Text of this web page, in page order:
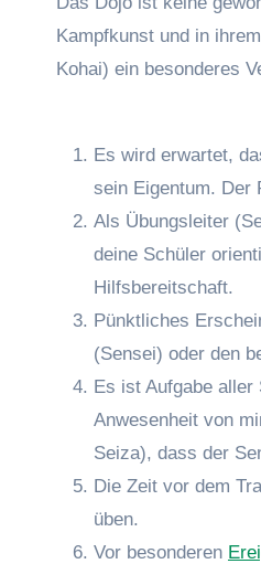
Kampfkunst und in
Kohai) ein besonderes
Es wird erwartet,
sein Eigentum. Der
Als Übungsleiter
deine Schüler
Hilfsbereitschaft.
Pünktliches
(Sensei) oder den
Es ist Aufgabe aller
Anwesenheit von
Seiza), dass der
Die Zeit vor dem
üben.
Vor besonderen